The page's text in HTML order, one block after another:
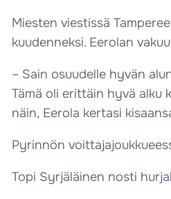
Miesten viestissä
kuudenneksi. Eerolan
– Sain osuudelle hyvän
Tämä oli erittäin hyvä alku
näin, Eerola kertasi
Pyrinnön
Topi Syrjäläinen nosti